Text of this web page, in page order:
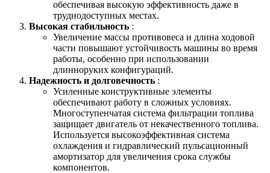
обеспечивая высокую эффективность даже в
труднодоступных местах.
Высокая стабильность :
Увеличение массы противовеса и длина ходовой
части повышают устойчивость машины во время
работы, особенно при использовании
длинноруких конфигураций.
Надежность и долговечность :
Усиленные конструктивные элементы
обеспечивают работу в сложных условиях.
Многоступенчатая система фильтрации топлива
защищает двигатель от некачественного топлива.
Используется высокоэффективная система
охлаждения и гидравлический пульсационный
амортизатор для увеличения срока службы
компонентов.